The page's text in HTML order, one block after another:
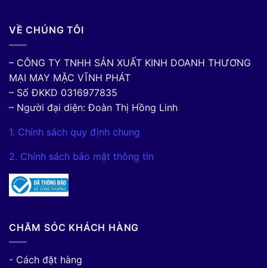
VỀ CHÚNG TÔI
– CÔNG TY TNHH SẢN XUẤT KINH DOANH THƯƠNG
MẠI MAY MẶC VĨNH PHÁT
– Số ĐKKD 0316977835
– Người đại diện: Đoàn Thị Hồng Linh
1. Chính sách quy định chung
2. Chính sách bảo mật thông tin
CHĂM SÓC KHÁCH HÀNG
- Cách đặt hàng